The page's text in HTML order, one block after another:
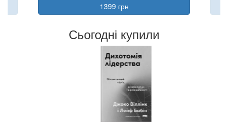
1399 грн
Сьогодні купили